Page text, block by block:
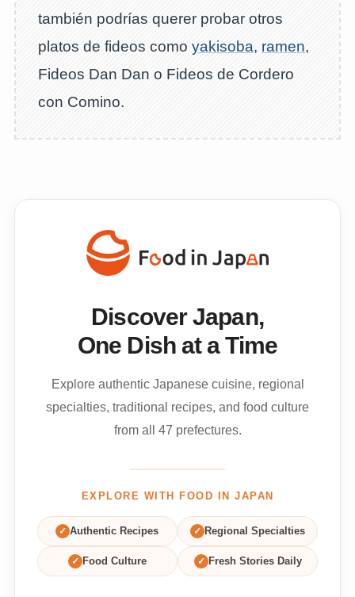
también podrías querer probar otros
platos de fideos comoyakisoba, ramen,
Fideos Dan Dan o Fideos de Cordero
con Comino.
Discover Japan,
One Dish at a Time
Explore authentic Japanese cuisine, regional
specialties, traditional recipes, and food culture
from all 47 prefectures.
EXPLORE WITH FOOD IN JAPAN
✓ Authentic Recipes ✓ Regional Specialties
✓ Food Culture ✓ Fresh Stories Daily